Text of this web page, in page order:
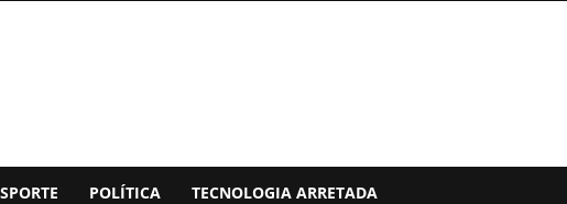
POLÍTICA TECNOLOGIA ARRETADA